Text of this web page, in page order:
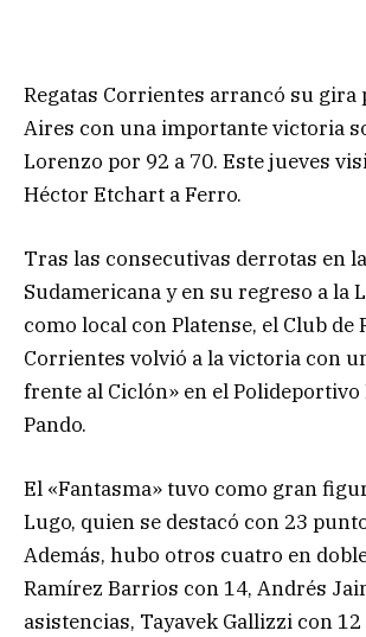
Regatas Corrientes arrancó su gira
Aires con una importante victoria
Lorenzo por 92 a 70. Este jueves
Héctor Etchart a Ferro.
Tras las consecutivas derrotas en
Sudamericana y en su regreso a la
como local con Platense, el Club de
Corrientes volvió a la victoria con
frente al Ciclón» en el Polideportivo
Pando.
El «Fantasma» tuvo como gran
Lugo, quien se destacó con 23
Además, hubo otros cuatro en
Ramírez Barrios con 14, Andrés
asistencias, Tayavek Gallizzi con 12